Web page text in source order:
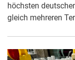
höchsten
gleich mehreren